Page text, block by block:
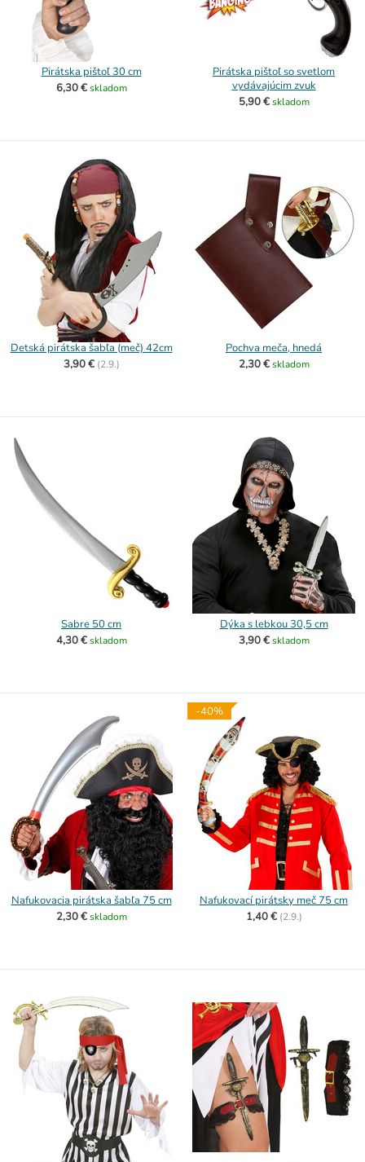
Pirátska pištoľ 30 cm
6,30 € skladom
Pirátska pištoľ so svetlom
vydávajúcim zvuk
5,90 € skladom
Detská pirátska šabľa (meč) 42cm
3,90 € (2.9.)
Pochva meča, hnedá
2,30 € skladom
Sabre 50 cm
4,30 € skladom
Dýka s lebkou 30,5 cm
3,90 € skladom
Nafukovacia pirátska šabľa 75 cm
2,30 € skladom
-40%
Nafukovací pirátsky meč 75 cm
1,40 € (2.9.)